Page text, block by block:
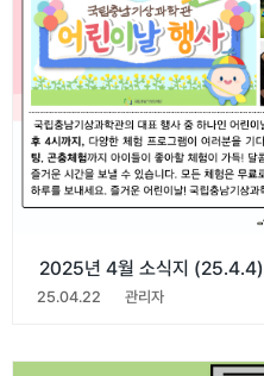
2025년 4월 소식지 (25.4.4)
25.04.22 관리자